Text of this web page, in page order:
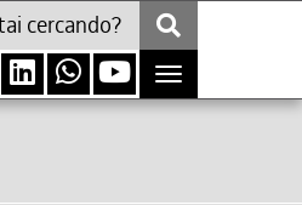
Toggle
navigation